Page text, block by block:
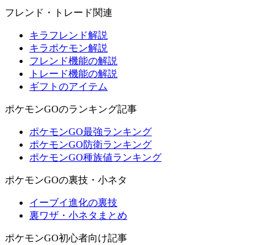
フレンド・トレード関連
キラフレンド解説
キラポケモン解説
フレンド機能の解説
トレード機能の解説
ギフトのアイテム
ポケモンGOのランキング記事
ポケモンGO最強ランキング
ポケモンGO防衛ランキング
ポケモンGO種族値ランキング
ポケモンGOの裏技・小ネタ
イーブイ進化の裏技
裏ワザ・小ネタまとめ
ポケモンGO初心者向け記事